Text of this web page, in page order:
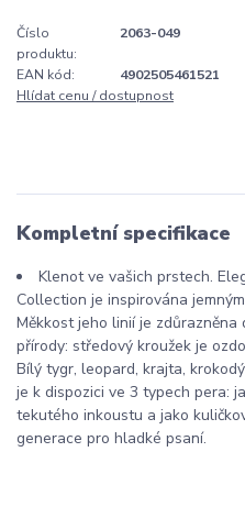
Číslo
produktu:
2063-049
EAN kód:
4902505461521
Hlídat cenu / dostupnost
Kompletní specifikace
Klenot ve vašich prstech.
Collection je inspirována
Měkkost jeho linií je
přírody: středový kroužek je
Bílý tygr, leopard, krajta,
je k dispozici ve 3 typech pera:
tekutého inkoustu a jako
generace pro hladké psaní.